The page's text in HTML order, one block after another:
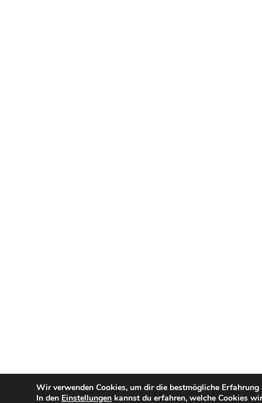
Wir verwenden Cookies, um dir die bestmögliche
In den Einstellungen kannst du erfahren, welche Cookies